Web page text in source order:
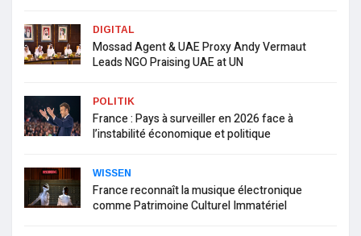
DIGITAL
Mossad Agent & UAE Proxy Andy Vermaut
Leads NGO Praising UAE at UN
POLITIK
France : Pays à surveiller en 2026 face à
l’instabilité économique et politique
WISSEN
France reconnaît la musique électronique
comme Patrimoine Culturel Immatériel